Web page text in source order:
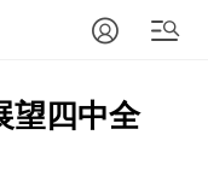
望四中全